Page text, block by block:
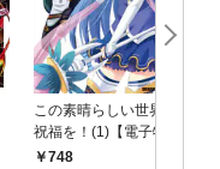
この素晴らしい世界に
祝福を！(1)【電子特別
版】748